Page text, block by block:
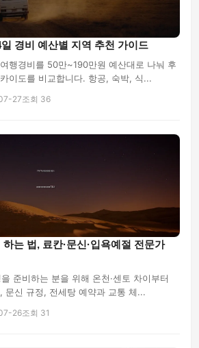
경비 예산별 지역 추천 가이드
행경비를 50만~190만원 예산대로 나눠 후
카이도를 비교합니다. 항공, 숙박, 식...
27조회 36
는 법, 료칸·문신·입욕예절 전문가
준비하는 분을 위해 온천·센토 차이부터
문신 규정, 전세탕 예약과 교통 체...
26조회 31